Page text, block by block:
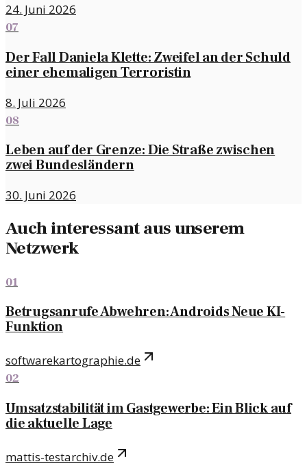
24. Juni 2026
07
Der Fall Daniela Klette: Zweifel an der Schuld
einer ehemaligen Terroristin
8. Juli 2026
08
Leben auf der Grenze: Die Straße zwischen
zwei Bundesländern
30. Juni 2026
Auch interessant aus unserem
Netzwerk
01
Betrugsanrufe Abwehren: Androids Neue KI-
Funktion
softwarekartographie.de
02
Umsatzstabilität im Gastgewerbe: Ein Blick auf
die aktuelle Lage
mattis-testarchiv.de